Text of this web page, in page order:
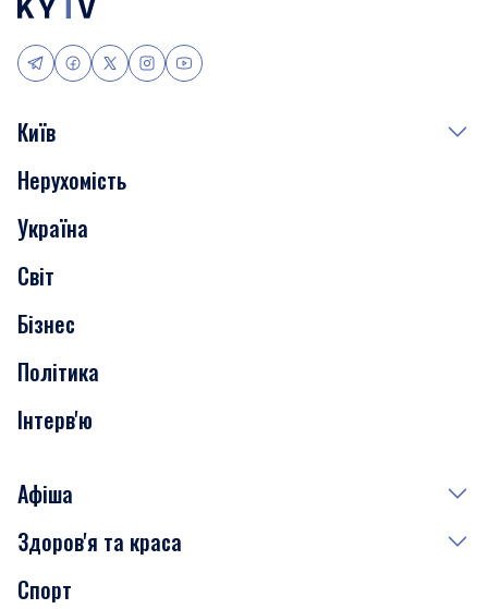
Київ
Події
Скандали
Нерухомість
Транспорт
Нерухомість
Україна
Світ
Бізнес
Політика
Інтерв'ю
Афіша
Сьогодні
Завтра
Здоров'я та краса
Спорт